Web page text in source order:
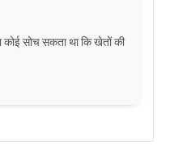
सोच सकता था कि खेतों की